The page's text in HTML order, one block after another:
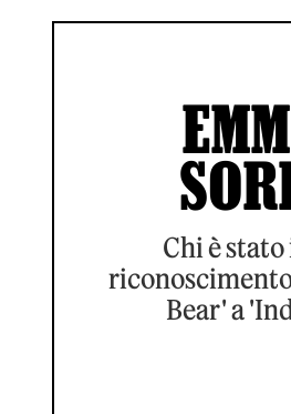
Chi è
Bear' a